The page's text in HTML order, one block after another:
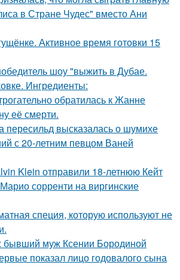
в Стране Чудес" вместо Ани
Активное время готовки 15
шоу "выжить в Дубае.
Ингредиенты:
обратилась к Жанне
её смерти.
пересильд высказалась о шумихе
с 20-летним певцом Ваней
Klein отправили 18-летнюю Кейт
сорренти на виргинские
специя, которую используют не
бывший муж Ксении Бородиной
показал лицо годовалого сына